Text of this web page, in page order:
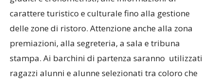
carattere turistico e culturale fino alla gestione
delle zone di ristoro. Attenzione anche alla zona
premiazioni, alla segreteria, a sala e tribuna
stampa. Ai barchini di partenza saranno utilizzati
ragazzi alunni e alunne selezionati tra coloro che